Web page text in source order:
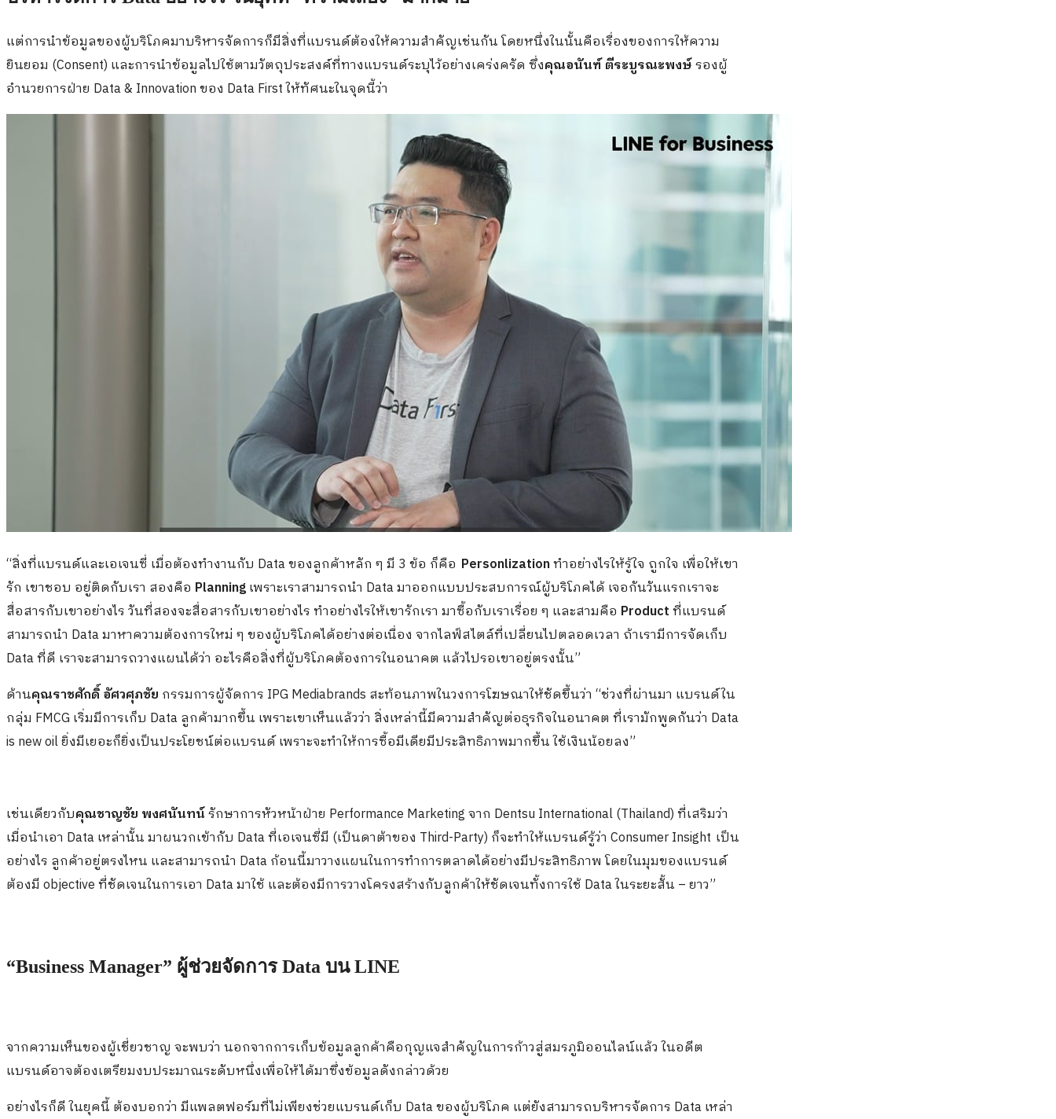
แต่การนำข้อมูลของผู้บริโภคมาบริหารจัดการก็มีสิ่งที่แบรนด์ต้องให้ความสำคัญเช่นกัน โดยหนึ่งในนั้นคือเรื่องของการให้ความ
ยินยอม (Consent) และการนำข้อมูลไปใช้ตามวัตถุประสงค์ที่ทางแบรนด์ระบุไว้อย่างเคร่งครัด ซึ่งคุณอนันฑ์ ตีระบูรณะพงษ์รองผู้
อำนวยการฝ่าย Data & Innovationของ Data Firstให้ทัศนะในจุดนี้ว่า
“สิ่งที่แบรนด์และเอเจนซี่ เมื่อต้องทำงานกับ Dataของลูกค้าหลัก ๆ มี 3 ข้อ ก็คือ Personlizationทำอย่างไรให้รู้ใจ ถูกใจ เพื่อให้เขา
รัก เขาชอบ อยู่ติดกับเรา สองคือ Planningเพราะเราสามารถนำ Dataมาออกแบบประสบการณ์ผู้บริโภคได้ เจอกันวันแรกเราจะ
สื่อสารกับเขาอย่างไร วันที่สองจะสื่อสารกับเขาอย่างไร ทำอย่างไรให้เขารักเรา มาซื้อกับเราเรื่อย ๆ และสามคือ Productที่แบรนด์
สามารถนำ Dataมาหาความต้องการใหม่ ๆ ของผู้บริโภคได้อย่างต่อเนื่อง จากไลฟ์สไตล์ที่เปลี่ยนไปตลอดเวลา ถ้าเรามีการจัดเก็บ
Dataที่ดี เราจะสามารถวางแผนได้ว่า อะไรคือสิ่งที่ผู้บริโภคต้องการในอนาคต แล้วไปรอเขาอยู่ตรงนั้น”
ด้านคุณราชศักดิ์ อัศวศุภชัย กรรมการผู้จัดการ IPG Mediabrands สะท้อนภาพในวงการโฆษณาให้ชัดขึ้นว่า “ช่วงที่ผ่านมา แบรนด์ใน
กลุ่ม FMCG เริ่มมีการเก็บ Dataลูกค้ามากขึ้น เพราะเขาเห็นแล้วว่า สิ่งเหล่านี้มีความสำคัญต่อธุรกิจในอนาคต ที่เรามักพูดกันว่า Data
is new oilยิ่งมีเยอะก็ยิ่งเป็นประโยชน์ต่อแบรนด์ เพราะจะทำให้การซื้อมีเดียมีประสิทธิภาพมากขึ้น ใช้เงินน้อยลง”
เช่นเดียวกับคุณชาญชัย พงศนันทน์รักษาการหัวหน้าฝ่าย Performance Marketingจาก Dentsu International (Thailand)ที่เสริมว่า
เมื่อนำเอา Dataเหล่านั้น มาผนวกเข้ากับ Dataที่เอเจนซี่มี (เป็นดาต้าของ Third-Party) ก็จะทำให้แบรนด์รู้ว่า Consumer Insight เป็น
อย่างไร ลูกค้าอยู่ตรงไหน และสามารถนำ Dataก้อนนี้มาวางแผนในการทำการตลาดได้อย่างมีประสิทธิภาพ โดยในมุมของแบรนด์
ต้องมี objectiveที่ชัดเจนในการเอา Dataมาใช้ และต้องมีการวางโครงสร้างกับลูกค้าให้ชัดเจนทั้งการใช้ Dataในระยะสั้น – ยาว”
“Business Manager” ผู้ช่วยจัดการ Data บน LINE
จากความเห็นของผู้เชี่ยวชาญ จะพบว่า นอกจากการเก็บข้อมูลลูกค้าคือกุญแจสำคัญในการก้าวสู่สมรภูมิออนไลน์แล้ว ในอดีต
แบรนด์อาจต้องเตรียมงบประมาณระดับหนึ่งเพื่อให้ได้มาซึ่งข้อมูลดังกล่าวด้วย
อย่างไรก็ดี ในยุคนี้ ต้องบอกว่า มีแพลตฟอร์มที่ไม่เพียงช่วยแบรนด์เก็บ Dataของผู้บริโภค แต่ยังสามารถบริหารจัดการ Dataเหล่า